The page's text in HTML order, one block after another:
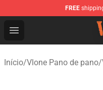
FREE
Open menu
Vlone Shop - Official
Início/Vlone Pano de pano/